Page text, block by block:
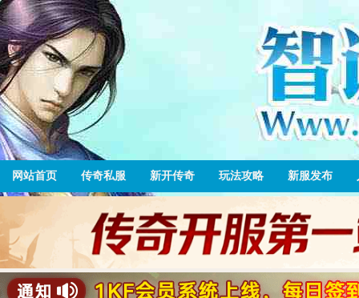
网站首页 传奇私服 新开传奇 玩法攻略 新服发布